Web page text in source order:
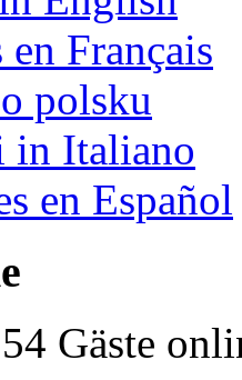
Français
polsku
in Italiano
en Español
Gäste